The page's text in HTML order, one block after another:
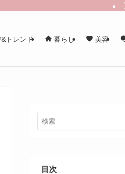
トレンド 暮らし 美容
目次